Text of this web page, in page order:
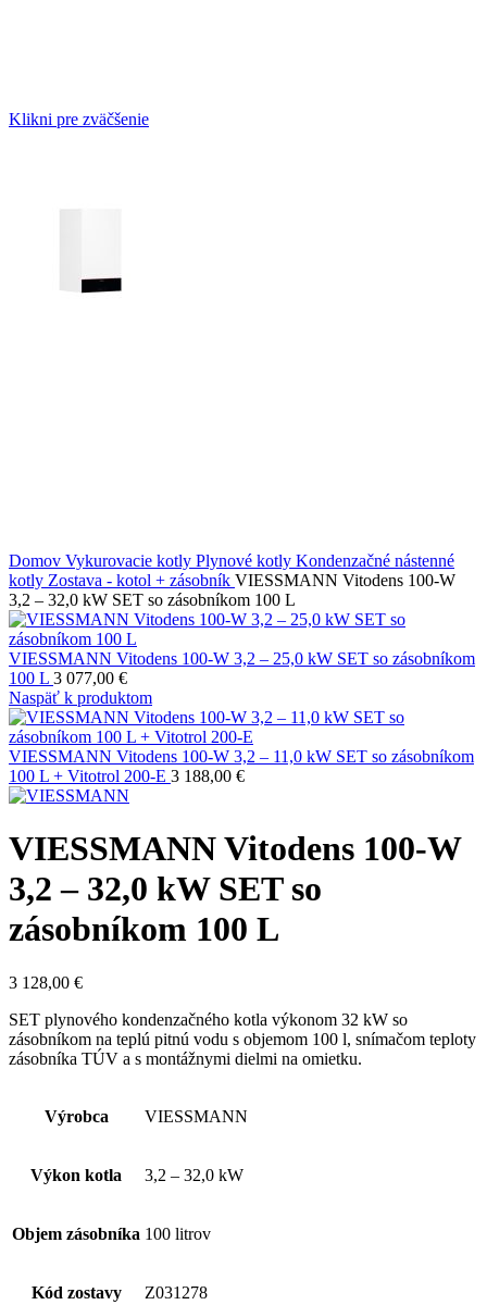
Klikni pre zväčšenie
Domov Vykurovacie kotly Plynové kotly Kondenzačné nástenné
kotly Zostava - kotol + zásobník VIESSMANN Vitodens 100-W
3,2 – 32,0 kW SET so zásobníkom 100 L
VIESSMANN Vitodens 100-W 3,2 – 25,0 kW SET so zásobníkom
100 L 3 077,00 €
Naspäť k produktom
VIESSMANN Vitodens 100-W 3,2 – 11,0 kW SET so zásobníkom
100 L + Vitotrol 200-E 3 188,00 €
VIESSMANN Vitodens 100-W
3,2 – 32,0 kW SET so
zásobníkom 100 L
3 128,00 €
SET plynového kondenzačného kotla výkonom 32 kW so
zásobníkom na teplú pitnú vodu s objemom 100 l, snímačom teploty
zásobníka TÚV a s montážnymi dielmi na omietku.
Výrobca VIESSMANN
Výkon kotla 3,2 – 32,0 kW
Objem zásobníka 100 litrov
Kód zostavy Z031278